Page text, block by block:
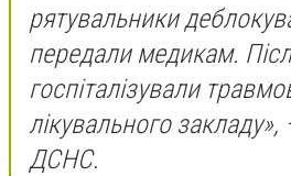
рятувальники
передали медикам.
госпіталізували
лікувального
ДСНС.